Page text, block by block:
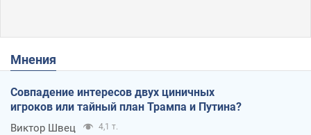
Мнения
Совпадение интересов двух циничных
игроков или тайный план Трампа и Путина?
Виктор Швец 4,1 т.